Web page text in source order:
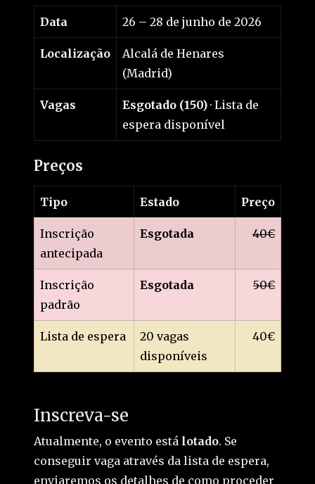
Data 26 – 28 de junho de 2026
Localização
Alcalá de Henares
(Madrid)
Vagas Esgotado (150) · Lista de
espera disponível
Preços
Tipo Estado Preço
Inscrição
antecipada
Esgotada 40€
Inscrição
padrão
Esgotada 50€
Lista de espera
20 vagas
disponíveis
40€
Inscreva-se
Atualmente, o evento está lotado. Se
conseguir vaga através da lista de espera,
enviaremos os detalhes de como proceder